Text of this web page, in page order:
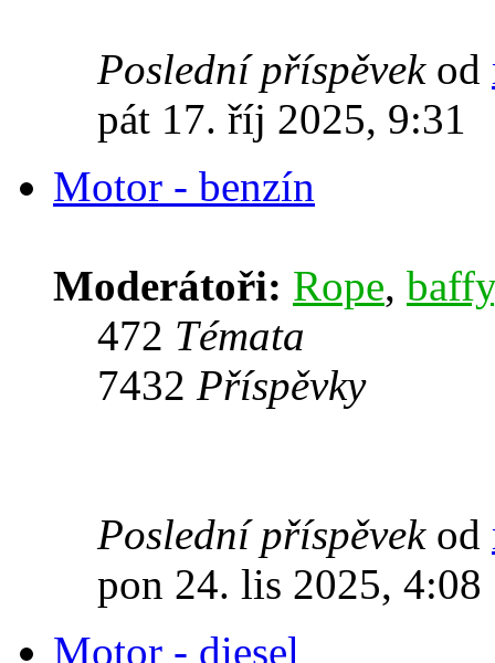
Poslední příspěvekod
pát 17. říj 2025, 9:31
Motor - benzín
Moderátoři: Rope, baffy
472 Témata
7432 Příspěvky
Poslední příspěvekod
pon 24. lis 2025, 4:08
Motor - diesel